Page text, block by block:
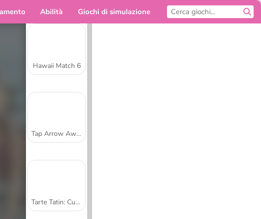
Abilità Giochi di simulazione
Hawaii Match 6
Tap Arrow Away
Tarte Tatin: Cucina con Sara